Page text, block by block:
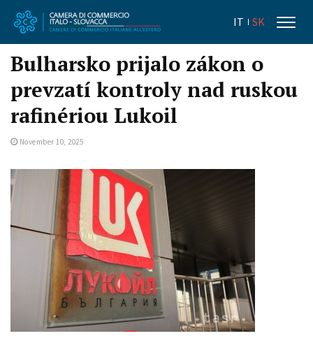
IT SK
Bulharsko prijalo zákon o
prevzatí kontroly nad ruskou
rafinériou Lukoil
November 10, 2025